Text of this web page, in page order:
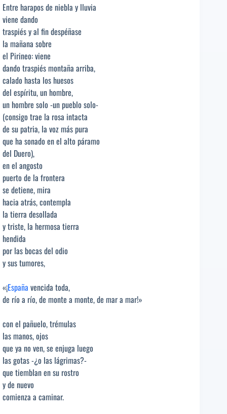
Entre harapos de niebla y lluvia
viene dando
traspiés y al fin despéñase
la mañana sobre
el Pirineo: viene
dando traspiés montaña arriba,
calado hasta los huesos
del espíritu, un hombre,
un hombre solo -un pueblo solo-
(consigo trae la rosa intacta
de su patria, la voz más pura
que ha sonado en el alto páramo
del Duero),
en el angosto
puerto de la frontera
se detiene, mira
hacia atrás, contempla
la tierra desollada
y triste, la hermosa tierra
hendida
por las bocas del odio
y sus tumores,
«¡España vencida toda,
de río a río, de monte a monte, de mar a mar!»
con el pañuelo, trémulas
las manos, ojos
que ya no ven, se enjuga luego
las gotas -¿o las lágrimas?-
que tiemblan en su rostro
y de nuevo
comienza a caminar.